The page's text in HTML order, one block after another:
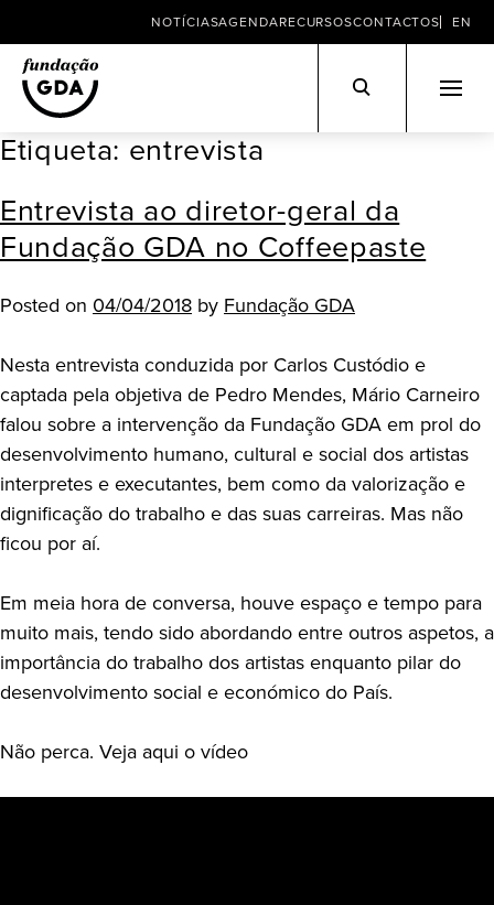
Skip
content
NOTÍCIASAGENDARECURSOSCONTACTOS EN
Etiqueta: entrevista
Entrevista ao diretor-geral da
Fundação GDA no Coffeepaste
Posted on 04/04/2018 by Fundação GDA
Nesta entrevista conduzida por Carlos Custódio e
captada pela objetiva de Pedro Mendes, Mário Carneiro
falou sobre a intervenção da Fundação GDA em prol do
desenvolvimento humano, cultural e social dos artistas
interpretes e executantes, bem como da valorização e
dignificação do trabalho e das suas carreiras. Mas não
ficou por aí.
Em meia hora de conversa, houve espaço e tempo para
muito mais, tendo sido abordando entre outros aspetos, a
importância do trabalho dos artistas enquanto pilar do
desenvolvimento social e económico do País.
Não perca. Veja aqui o vídeo